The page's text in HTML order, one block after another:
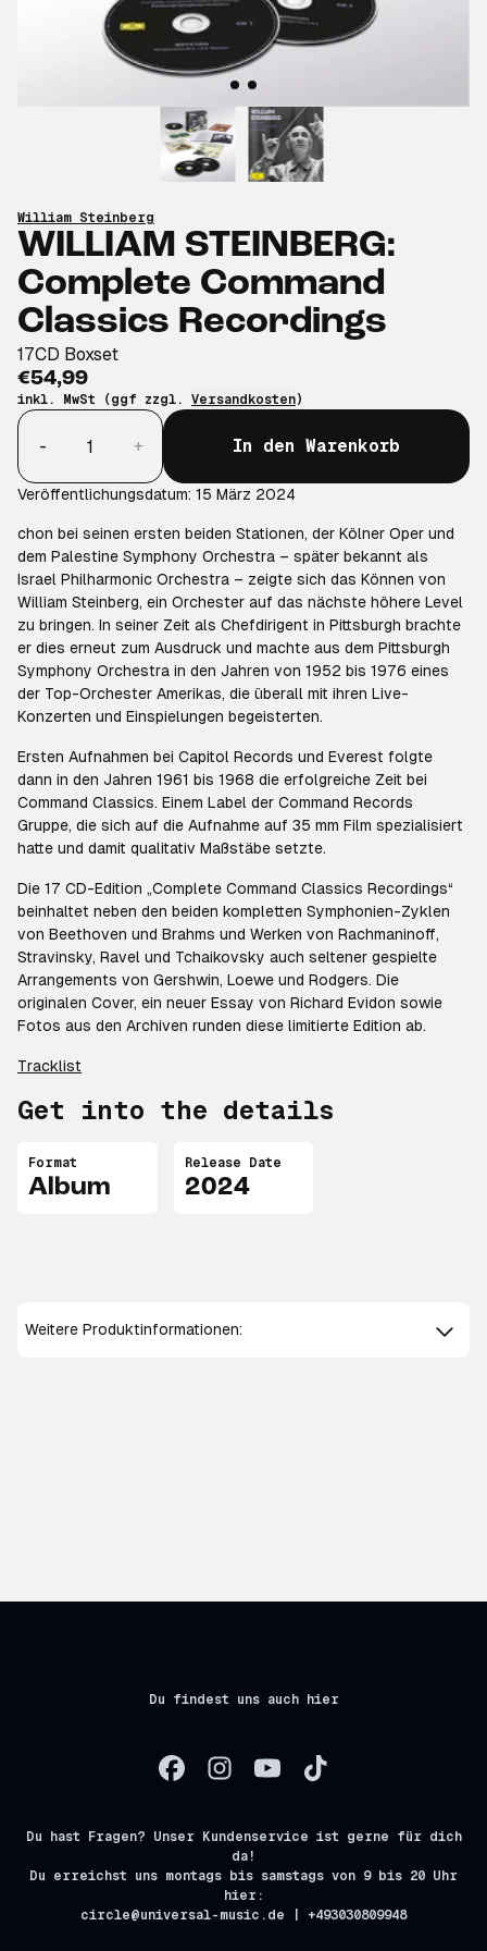
William Steinberg
WILLIAM STEINBERG:
Complete Command
Classics Recordings
17CD Boxset
€54,99
inkl. MwSt (ggf zzgl. Versandkosten)
Anzahl
-
+ In den Warenkorb
Veröffentlichungsdatum: 15 März 2024
chon bei seinen ersten beiden Stationen, der Kölner Oper und
dem Palestine Symphony Orchestra – später bekannt als
Israel Philharmonic Orchestra – zeigte sich das Können von
William Steinberg, ein Orchester auf das nächste höhere Level
zu bringen. In seiner Zeit als Chefdirigent in Pittsburgh brachte
er dies erneut zum Ausdruck und machte aus dem Pittsburgh
Symphony Orchestra in den Jahren von 1952 bis 1976 eines
der Top-Orchester Amerikas, die überall mit ihren Live-
Konzerten und Einspielungen begeisterten.
Ersten Aufnahmen bei Capitol Records und Everest folgte
dann in den Jahren 1961 bis 1968 die erfolgreiche Zeit bei
Command Classics. Einem Label der Command Records
Gruppe, die sich auf die Aufnahme auf 35 mm Film spezialisiert
hatte und damit qualitativ Maßstäbe setzte.
Die 17 CD-Edition „Complete Command Classics Recordings“
beinhaltet neben den beiden kompletten Symphonien-Zyklen
von Beethoven und Brahms und Werken von Rachmaninoff,
Stravinsky, Ravel und Tchaikovsky auch seltener gespielte
Arrangements von Gershwin, Loewe und Rodgers. Die
originalen Cover, ein neuer Essay von Richard Evidon sowie
Fotos aus den Archiven runden diese limitierte Edition ab.
Tracklist
Get into the details
Format
Album
Release Date
2024
Weitere Produktinformationen:
Du findest uns auch hier
Du hast Fragen? Unser Kundenservice ist gerne für dich
da!
Du erreichst uns montags bis samstags von 9 bis 20 Uhr
hier:
circle@universal-music.de | +493030809948